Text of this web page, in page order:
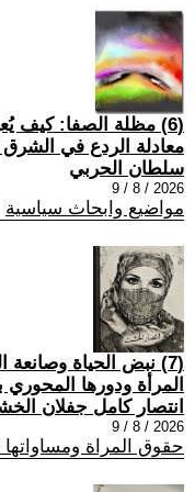
(6) مظلة الصفا: كيف
معادلة الردع في
سلطان الحربي
2026 / 8 / 9
مواضيع وابحاث سياسية
(7) نبض الحياة
المرأة ودورها
انتصار كامل جفلان
2026 / 8 / 9
حقوق المراة ومساواتها